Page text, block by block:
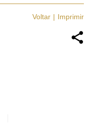
Voltar Imprimir